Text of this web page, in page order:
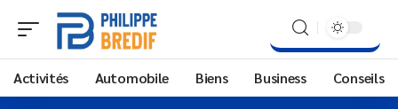
Activités Automobile Biens Business Conseils